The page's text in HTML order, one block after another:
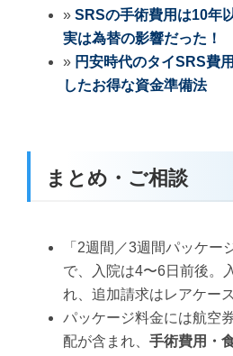
» SRSの手術費用は10年
実は為替の影響だった！
» 円安時代のタイSRS費
したお得な資金準備法
まとめ・ご相談
「2週間／3週間パッケー
で、入院は4〜6日前後。
れ、追加請求はレアケース
パッケージ料金には航空
配が含まれ、 手術費用・